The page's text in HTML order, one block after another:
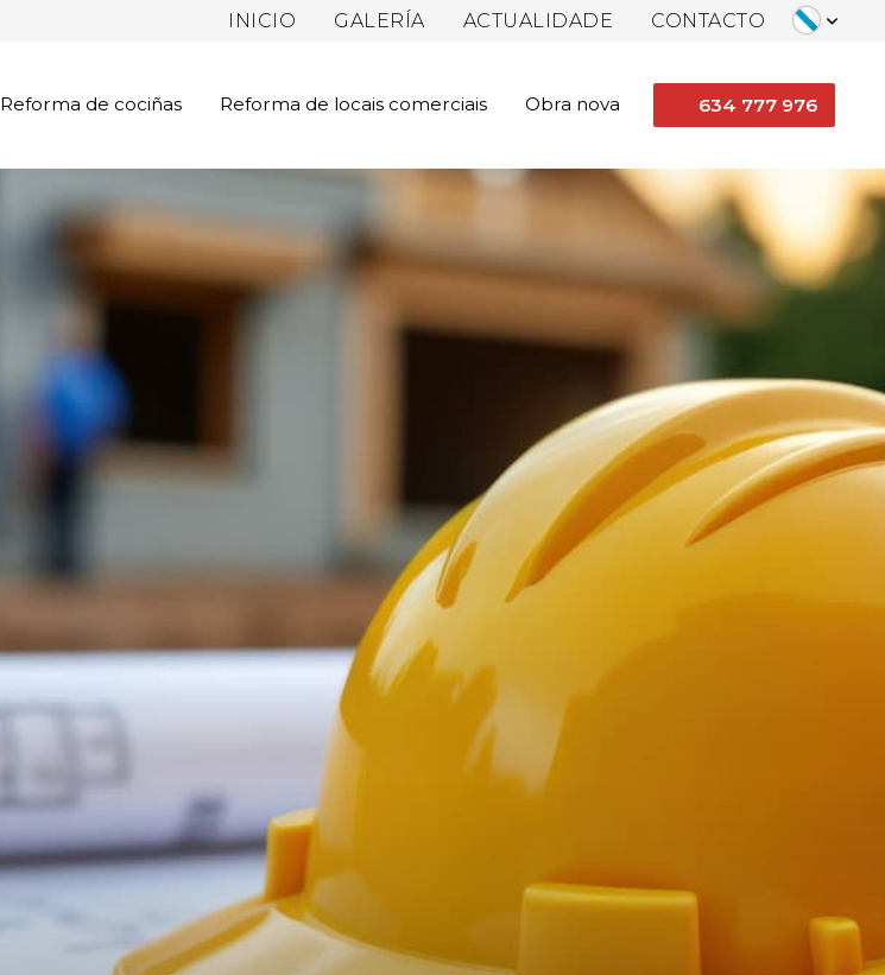
INICIO GALERÍA ACTUALIDADE CONTACTO
Reforma de cociñas Reforma de locais comerciais Obra nova 634 777 976